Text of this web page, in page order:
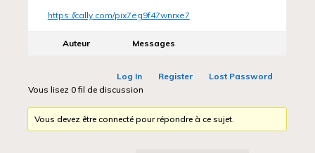
https://cally.com/pix7eg9f47wnrxe7
Auteur Messages
Log In Register
Lost Password
Vous lisez 0 fil de discussion
Vous devez être connecté pour répondre à ce sujet.